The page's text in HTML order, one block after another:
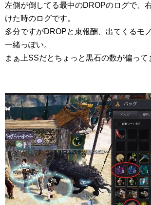
左側が倒してる最中のDROPのログで、
けた時のログです。
多分ですがDROPと束報酬、出てくるモ
一緒っぽい。
まぁ上SSだとちょっと黒石の数が偏って